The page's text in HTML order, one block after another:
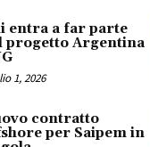
entra a far parte
progetto Argentina
1, 2026
contratto
per Saipem in